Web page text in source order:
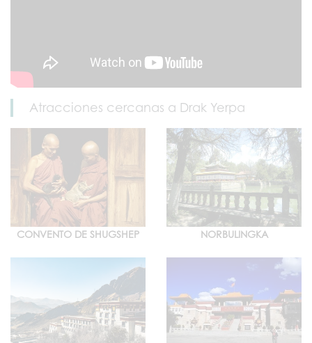
Atracciones cercanas a Drak Yerpa
CONVENTO DE SHUGSHEP NORBULINGKA